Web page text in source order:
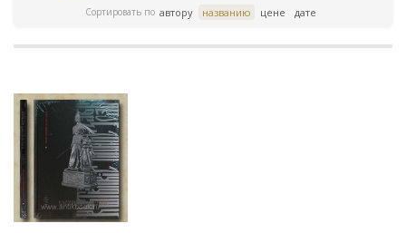
Сортировать по автору названию цене дате